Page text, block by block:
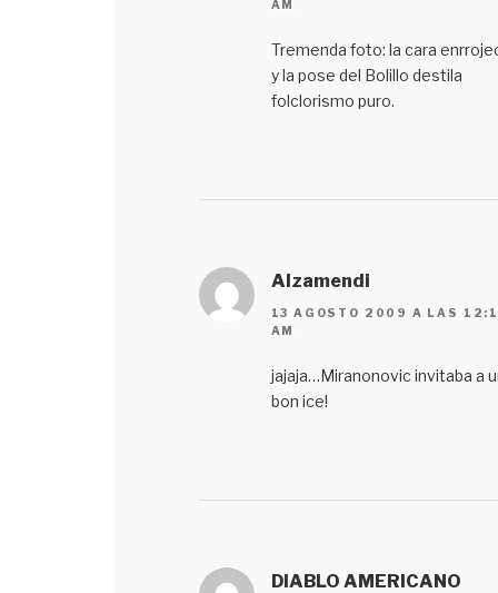
AM
Tremenda foto: la cara
y la pose del Bolillo destila
folclorismo puro.
Alzamendi
13 AGOSTO 2009 A LAS
AM
jajaja…Miranonovic invitaba a
bon ice!
DIABLO AMERICANO